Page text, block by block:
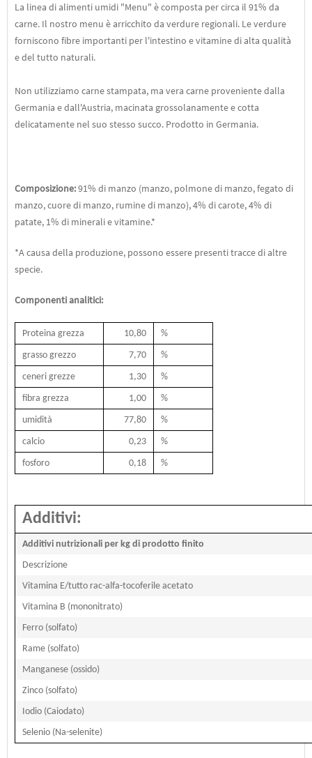
La linea di alimenti umidi "Menu" è composta per circa il 91% da
carne. Il nostro menu è arricchito da verdure regionali. Le verdure
forniscono fibre importanti per l'intestino e vitamine di alta qualità
e del tutto naturali.
Non utilizziamo carne stampata, ma vera carne proveniente dalla
Germania e dall'Austria, macinata grossolanamente e cotta
delicatamente nel suo stesso succo. Prodotto in Germania.
Composizione:91% di manzo (manzo, polmone di manzo, fegato di
manzo, cuore di manzo, rumine di manzo), 4% di carote, 4% di
patate, 1% di minerali e vitamine.*
*A causa della produzione, possono essere presenti tracce di altre
specie.
Componenti analitici:
Proteina grezza 10,80 %
grasso grezzo 7,70 %
ceneri grezze 1,30 %
fibra grezza 1,00 %
umidità 77,80 %
calcio 0,23 %
fosforo 0,18 %
Additivi:
Additivi nutrizionali per kg di prodotto finito
Descrizione
Vitamina E/tutto rac-alfa-tocoferile acetato
Vitamina B (mononitrato)
Ferro (solfato)
Rame (solfato)
Manganese (ossido)
Zinco (solfato)
Iodio (Caiodato)
Selenio (Na-selenite)